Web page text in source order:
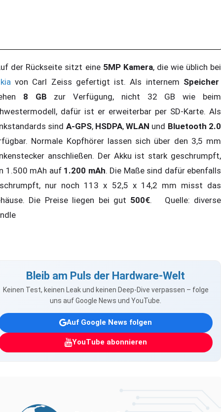
der Rückseite sitzt eine 5MP Kamera, die wie üblich bei
von Carl Zeiss gefertigt ist. Als internem Speicher
8 GB zur Verfügung, nicht 32 GB wie beim
dafür ist er erweiterbar per SD-Karte. Als
sind A-GPS, HSDPA,WLAN und Bluetooth 2.0
Normale Kopfhörer lassen sich über den 3,5 mm
anschließen. Der Akku ist stark geschrumpft,
1.500 mAh auf 1.200 mAh. Die Maße sind dafür ebenfalls
nur noch 113 x 52,5 x 14,2 mm misst das
Die Preise liegen bei gut 500€. Quelle: diverse
Bleib am Puls der Hardware-Welt
Keinen Test, keinen Leak und keinen Deep-Dive verpassen – folge
uns auf Google News und YouTube.
Auf Google News folgen
YouTube abonnieren